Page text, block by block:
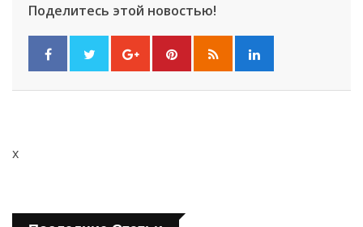
Поделитесь этой новостью!
x